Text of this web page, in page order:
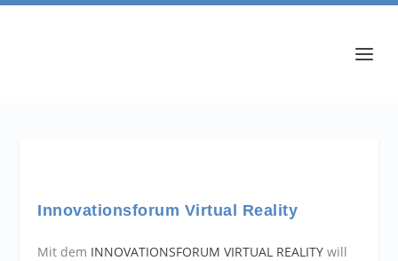
Innovationsforum Virtual Reality
Mit dem INNOVATIONSFORUM VIRTUAL REALITY will